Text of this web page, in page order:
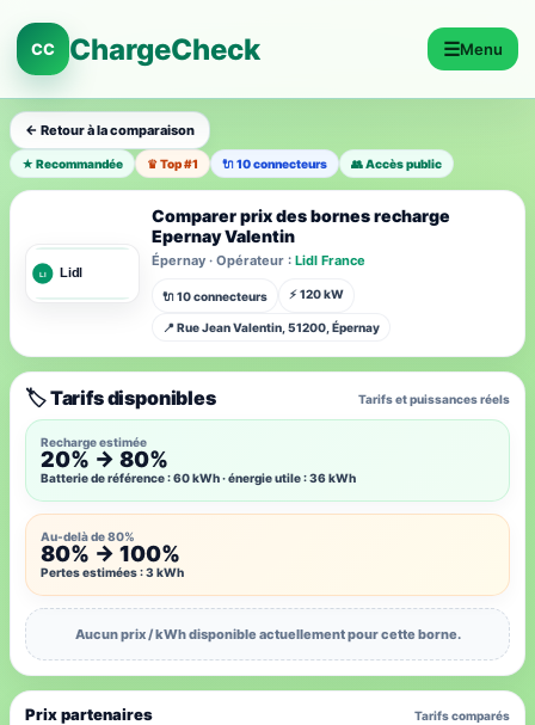
CC ChargeCheck ☰Menu
← Retour à la comparaison
★ Recommandée ♛ Top #1 🔌 10 connecteurs 👥 Accès public
Comparer prix des bornes recharge
Epernay Valentin
Épernay · Opérateur : Lidl France
🔌 10 connecteurs ⚡ 120 kW
📍 Rue Jean Valentin, 51200, Épernay
🏷️ Tarifs disponibles Tarifs et puissances réels
Recharge estimée
20% → 80%
Batterie de référence : 60 kWh · énergie utile : 36 kWh
Au-delà de 80%
80% → 100%
Pertes estimées : 3 kWh
Aucun prix / kWh disponible actuellement pour cette borne.
Prix partenaires Tarifs comparés